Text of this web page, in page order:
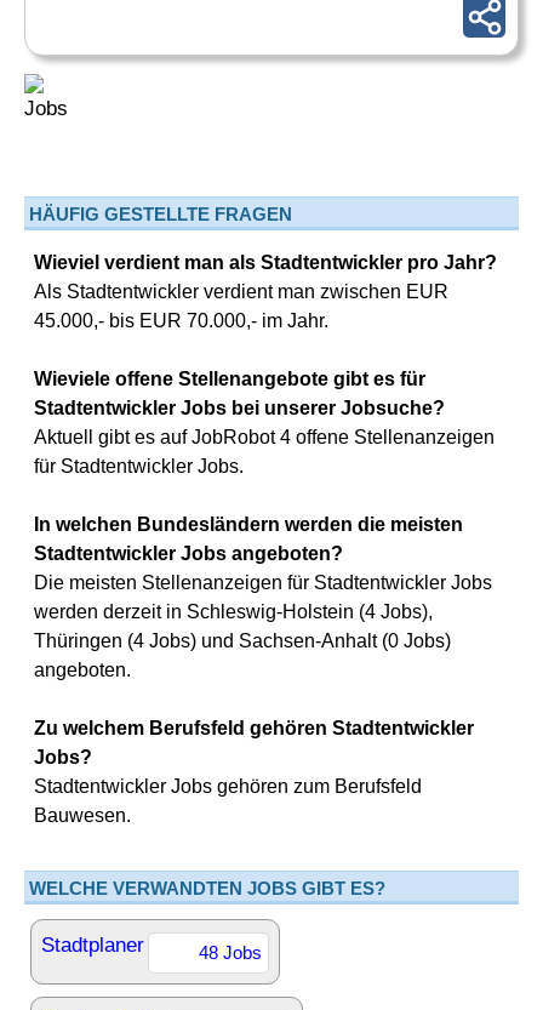
HÄUFIG GESTELLTE FRAGEN
Wieviel verdient man als Stadtentwickler pro Jahr?
Als Stadtentwickler verdient man zwischen EUR
45.000,- bis EUR 70.000,- im Jahr.
Wieviele offene Stellenangebote gibt es für
Stadtentwickler Jobs bei unserer Jobsuche?
Aktuell gibt es auf JobRobot 4 offene Stellenanzeigen
für Stadtentwickler Jobs.
In welchen Bundesländern werden die meisten
Stadtentwickler Jobs angeboten?
Die meisten Stellenanzeigen für Stadtentwickler Jobs
werden derzeit in Schleswig-Holstein (4 Jobs),
Thüringen (4 Jobs) und Sachsen-Anhalt (0 Jobs)
angeboten.
Zu welchem Berufsfeld gehören Stadtentwickler
Jobs?
Stadtentwickler Jobs gehören zum Berufsfeld
Bauwesen.
WELCHE VERWANDTEN JOBS GIBT ES?
Stadtplaner 48 Jobs